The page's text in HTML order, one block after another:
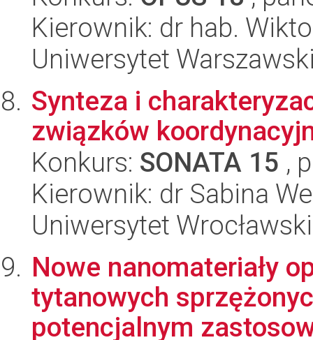
Kierownik: dr hab.
Uniwersytet
Synteza i
związków
Konkurs: SONATA 15 ,
Kierownik: dr Sabina
Uniwersytet
Nowe nanomateriały
tytanowych
potencjalnym